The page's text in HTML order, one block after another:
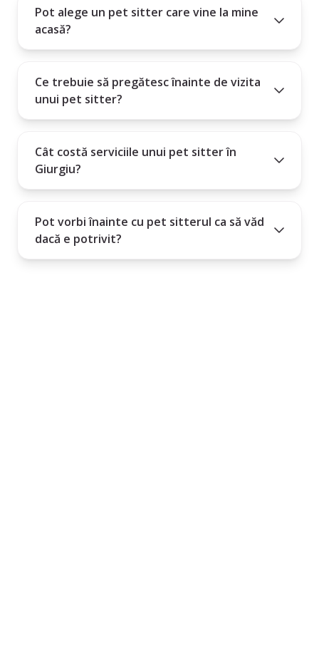
Pot alege un pet sitter care vine la mine
acasă?
Ce trebuie să pregătesc înainte de vizita
unui pet sitter?
Cât costă serviciile unui pet sitter în
Giurgiu?
Pot vorbi înainte cu pet sitterul ca să văd
dacă e potrivit?